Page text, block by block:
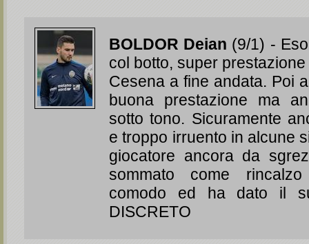
BOLDOR Deian (9/1) -
col botto, super
Cesena a fine andata. Poi
buona prestazione ma
sotto tono. Sicuramente
e troppo irruento in alcune
giocatore ancora da
sommato come
comodo ed ha dato il
DISCRETO